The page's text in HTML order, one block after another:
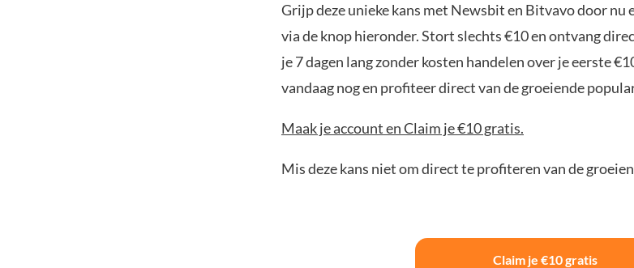
Grijp deze unieke kans met Newsbit en Bitvavo door nu
via de knop hieronder. Stort slechts €10 en ontvang
je 7 dagen lang zonder kosten handelen over je eerste
vandaag nog en profiteer direct van de groeiende
Maak je account en Claim je €10 gratis.
Mis deze kans niet om direct te profiteren van de
Claim je €10 gratis